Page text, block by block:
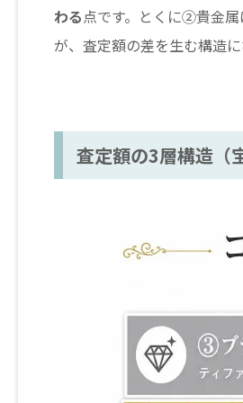
わる点です。とくに②貴金
が、査定額の差を生む構造に
査定額の3層構造（